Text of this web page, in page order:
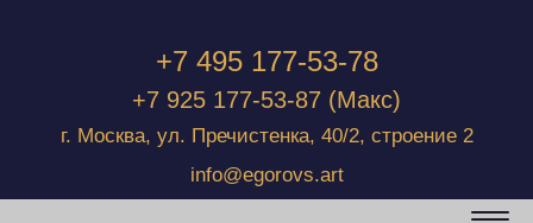
+7 495 177-53-78
+7 925 177-53-87 (Макс)
г. Москва, ул. Пречистенка, 40/2, строение 2
info@egorovs.art